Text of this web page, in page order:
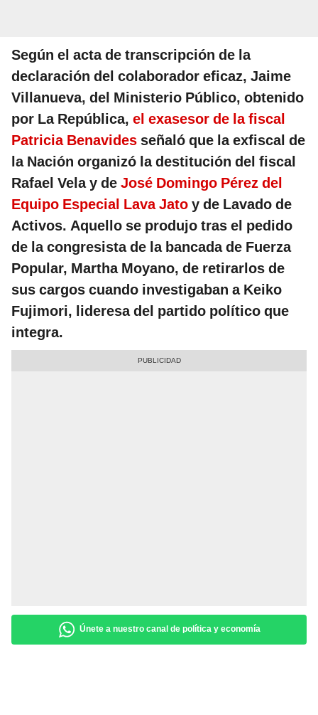
Según el acta de transcripción de la
declaración del colaborador eficaz, Jaime
Villanueva, del Ministerio Público, obtenido
por La República, el exasesor de la fiscal
Patricia Benavides señaló que la exfiscal de
la Nación organizó la destitución del fiscal
Rafael Vela y de José Domingo Pérez del
Equipo Especial Lava Jato y de Lavado de
Activos. Aquello se produjo tras el pedido
de la congresista de la bancada de Fuerza
Popular, Martha Moyano, de retirarlos de
sus cargos cuando investigaban a Keiko
Fujimori, lideresa del partido político que
integra.
Únete a nuestro canal de política y economía